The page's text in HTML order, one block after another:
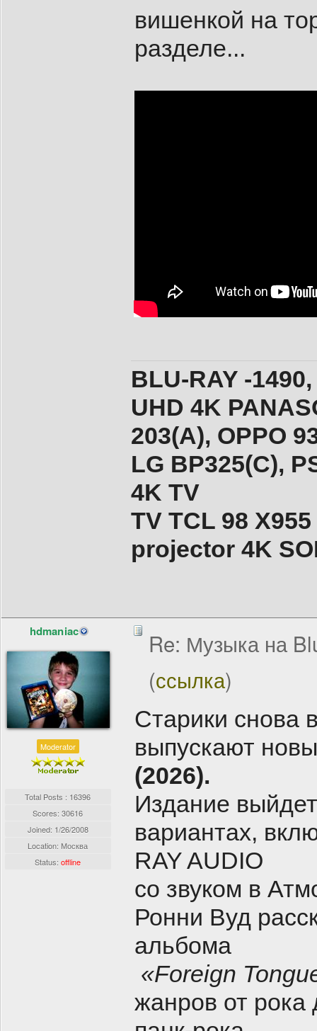
вишенкой на
разделе...
BLU-RAY -
UHD 4K
203(A), ОPPO
LG BP325(C),
4K TV
TV TCL 98 X955
projector 4K
hdmaniac
Moderator
Total Posts : 16396
Scores: 30616
Joined: 1/26/2008
Location: Москва
Status:offline
Re: Музыка на
(ссылка)
Старики снова
выпускают
(2026).
Издание
вариантах,
RAY AUDIO
со звуком в
Ронни Вуд
альбома
«Foreign
жанров от рока